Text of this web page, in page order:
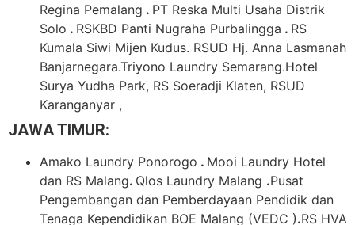
Regina Pemalang . PT Reska Multi Usaha Distrik
Solo . RSKBD Panti Nugraha Purbalingga . RS
Kumala Siwi Mijen Kudus. RSUD Hj. Anna Lasmanah
Banjarnegara.Triyono Laundry Semarang.Hotel
Surya Yudha Park, RS Soeradji Klaten, RSUD
Karanganyar ,
JAWA TIMUR:
Amako Laundry Ponorogo . Mooi Laundry Hotel
dan RS Malang. Qlos Laundry Malang .Pusat
Pengembangan dan Pemberdayaan Pendidik dan
Tenaga Kependidikan BOE Malang (VEDC ).RS HVA